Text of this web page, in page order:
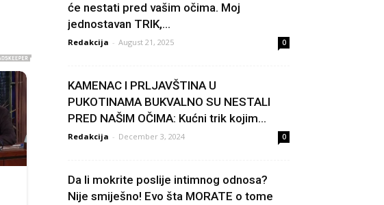
će nestati pred vašim očima. Moj
jednostavan TRIK,...
Redakcija - August 21, 2025 0
KAMENAC I PRLJAVŠTINA U
PUKOTINAMA BUKVALNO SU NESTALI
PRED NAŠIM OČIMA: Kućni trik kojim...
Redakcija - December 3, 2024 0
Da li mokrite poslije intimnog odnosa?
Nije smiješno! Evo šta MORATE o tome